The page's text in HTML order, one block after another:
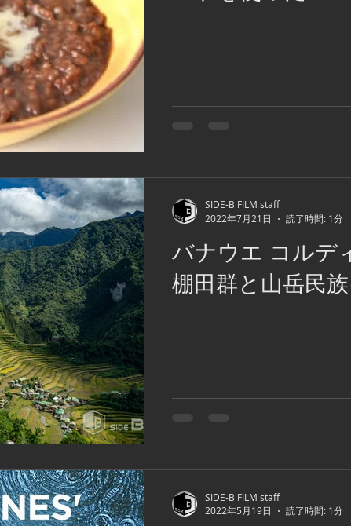
バナウエ コルデ
棚田群と山岳民
SIDE-B FILM staff
2022年7月21日
読了時間: 1分
SIDE-B FILM staff
2022年5月19日
読了時間: 1分